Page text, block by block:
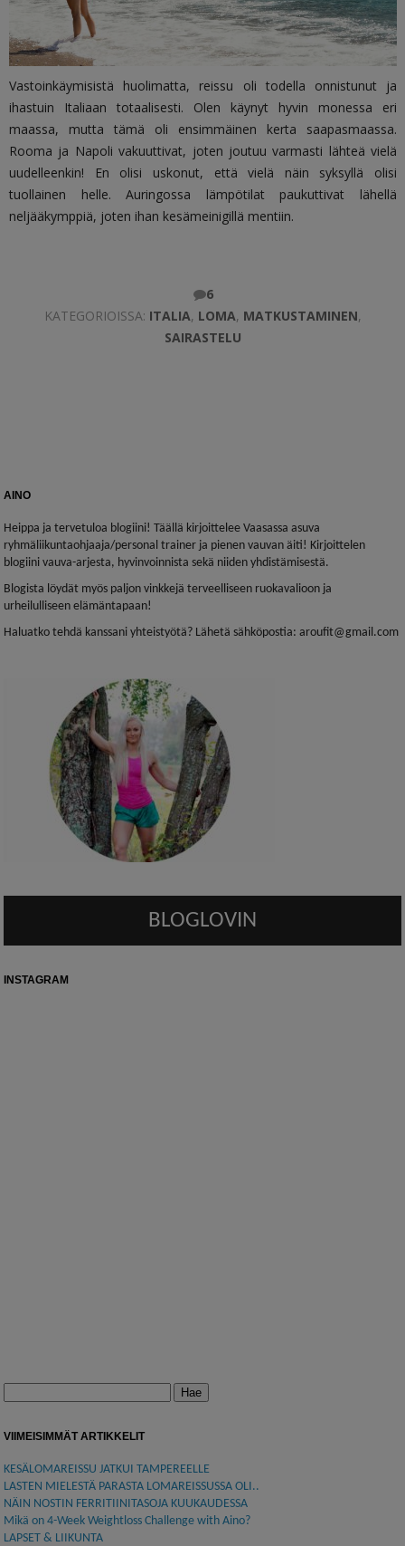
Vastoinkäymisistä huolimatta, reissu oli todella onnistunut ja
ihastuin Italiaan totaalisesti. Olen käynyt hyvin monessa eri
maassa, mutta tämä oli ensimmäinen kerta saapasmaassa.
Rooma ja Napoli vakuuttivat, joten joutuu varmasti lähteä vielä
uudelleenkin! En olisi uskonut, että vielä näin syksyllä olisi
tuollainen helle. Auringossa lämpötilat paukuttivat lähellä
neljääkymppiä, joten ihan kesämeinigillä mentiin.
6
KATEGORIOISSA: ITALIA, LOMA, MATKUSTAMINEN,
SAIRASTELU
AINO
Heippa ja tervetuloa blogiini! Täällä kirjoittelee Vaasassa asuva
ryhmäliikuntaohjaaja/personal trainer ja pienen vauvan äiti! Kirjoittelen
blogiini vauva-arjesta, hyvinvoinnista sekä niiden yhdistämisestä.
Blogista löydät myös paljon vinkkejä terveelliseen ruokavalioon ja
urheilulliseen elämäntapaan!
Haluatko tehdä kanssani yhteistyötä? Lähetä sähköpostia: aroufit@gmail.com
BLOGLOVIN
INSTAGRAM
VIIMEISIMMÄT ARTIKKELIT
KESÄLOMAREISSU JATKUI TAMPEREELLE
LASTEN MIELESTÄ PARASTA LOMAREISSUSSA OLI..
NÄIN NOSTIN FERRITIINITASOJA KUUKAUDESSA
Mikä on 4-Week Weightloss Challenge with Aino?
LAPSET & LIIKUNTA